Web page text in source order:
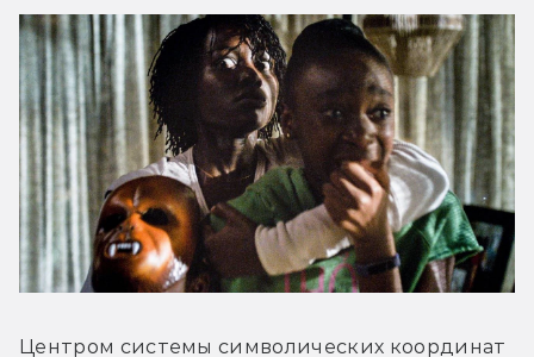
Центром системы символических координат